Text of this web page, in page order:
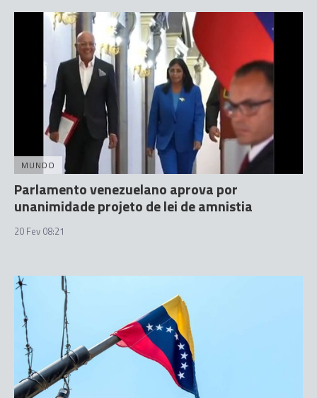
MUNDO
Parlamento venezuelano aprova por
unanimidade projeto de lei de amnistia
20 Fev 08:21